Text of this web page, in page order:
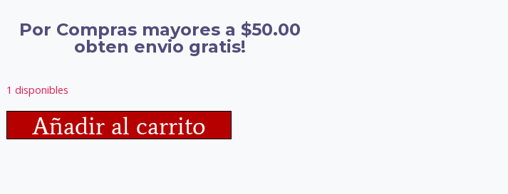
Por Compras mayores a $50.00
obten envio gratis!
1 disponibles
Añadir al carrito